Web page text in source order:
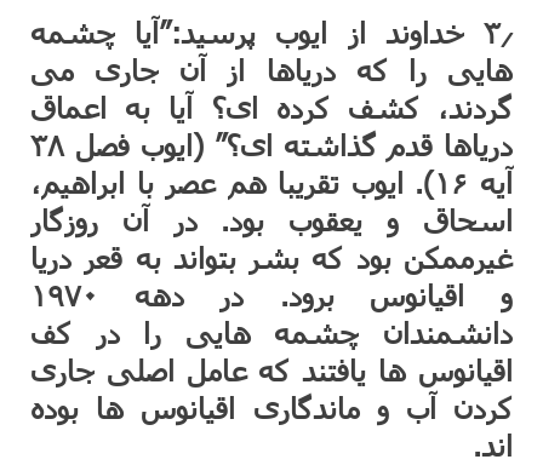
۳٫ خداوند از ایوب پرسید:”آیا چشمه
هایی را که دریاها از آن جاری می
گردند، کشف کرده ای؟ آیا به اعماق
دریاها قدم گذاشته ای؟” (ایوب فصل ۳۸
آیه ۱۶). ایوب تقریبا هم عصر با ابراهیم،
اسحاق و یعقوب بود. در آن روزگار
غیرممکن بود که بشر بتواند به قعر دریا
و اقیانوس برود. در دهه ۱۹۷۰
دانشمندان چشمه هایی را در کف
اقیانوس ها یافتند که عامل اصلی جاری
کردن آب و ماندگاری اقیانوس ها بوده
اند.